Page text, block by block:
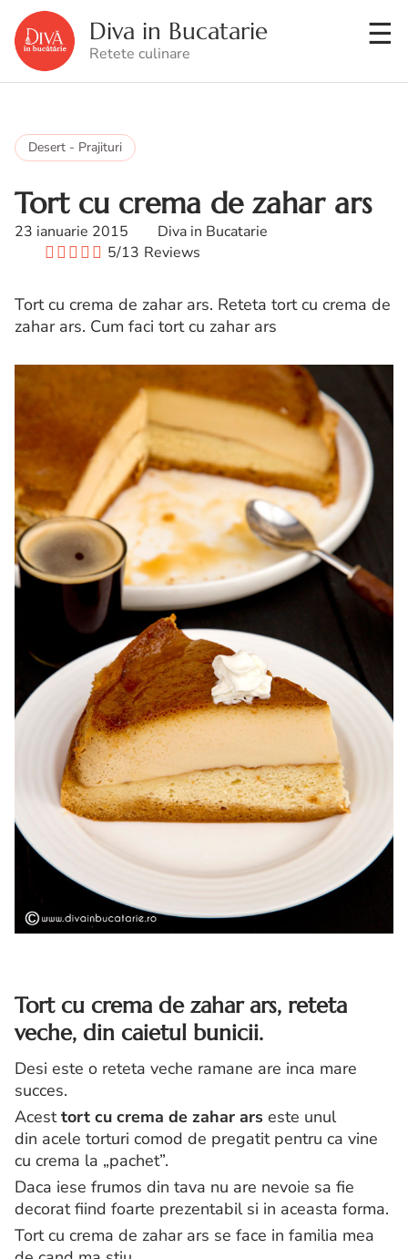
Diva in Bucatarie
Retete culinare
Desert - Prajituri
Tort cu crema de zahar ars
23 ianuarie 2015
Diva in Bucatarie
5/13 Reviews
Tort cu crema de zahar ars. Reteta tort cu crema de
zahar ars. Cum faci tort cu zahar ars
Tort cu crema de zahar ars, reteta
veche, din caietul bunicii.
Desi este o reteta veche ramane are inca mare
succes.
Acesttort cu crema de zahar ars este unul
din acele torturi comod de pregatit pentru ca vine
cu crema la „pachet”.
Daca iese frumos din tava nu are nevoie sa fie
decorat fiind foarte prezentabil si in aceasta forma.
Tort cu crema de zahar ars se face in familia mea